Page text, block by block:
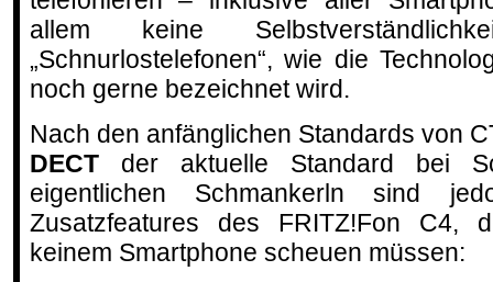
allem keine
„Schnurlostelefonen“, wie die
noch gerne bezeichnet wird.
Nach den anfänglichen Standards von
DECTder aktuelle Standard bei
eigentlichen Schmankerln sind
Zusatzfeatures des FRITZ!Fon C4,
keinem Smartphone scheuen müssen: